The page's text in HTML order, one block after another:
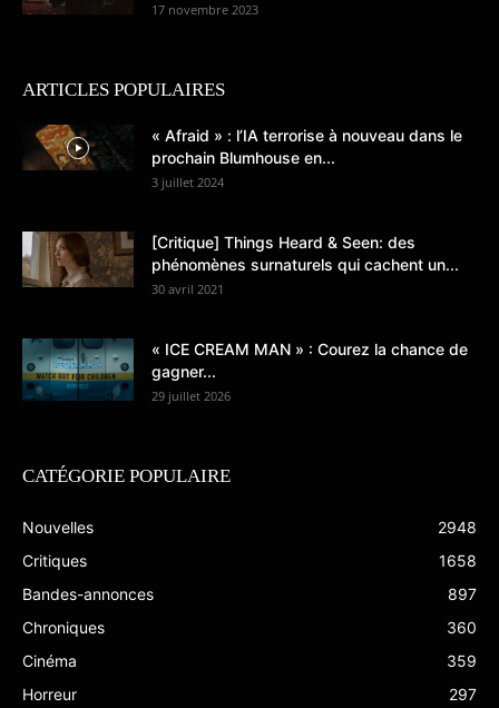
17 novembre 2023
ARTICLES POPULAIRES
« Afraid » : l’IA terrorise à nouveau dans le
prochain Blumhouse en...
3 juillet 2024
[Critique] Things Heard & Seen: des
phénomènes surnaturels qui cachent un...
30 avril 2021
« ICE CREAM MAN » : Courez la chance de
gagner...
29 juillet 2026
CATÉGORIE POPULAIRE
Nouvelles
2948
Critiques
1658
Bandes-annonces
897
Chroniques
360
Cinéma
359
Horreur
297